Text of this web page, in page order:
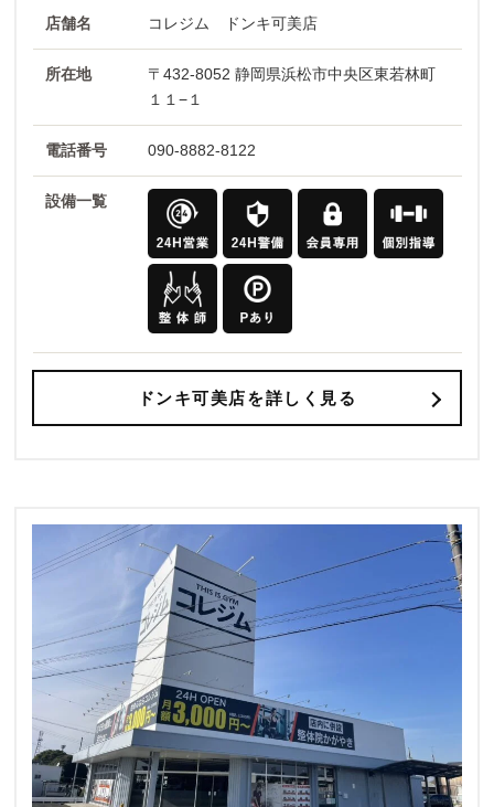
店舗名 コレジム ドンキ可美店
所在地
〒432-8052 静岡県浜松市中央区東若林町
１１−１
電話番号 090-8882-8122
設備一覧
ドンキ可美店を詳しく見る